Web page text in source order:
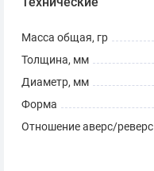
Масса общая, гр
Толщина, мм
Диаметр, мм
Форма
Отношение аверс/реверс